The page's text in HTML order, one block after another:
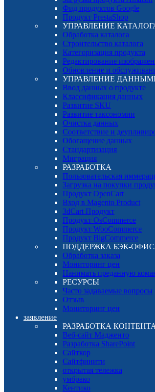
Фид продуктов Google
Продукт PrestaShop
УПРАВЛЕНИЕ
Обработка каталога
Строительство каталога
Категоризация продукта
Редактирование
Обновление и
УПРАВЛЕНИЕ
Ввод данных о продукте
Классификация данных
Развитие SKU
Развитие таксономии
Очистка данных
Соответствие и
Обогащение данных
Стандартизация
Миграция
РАЗРАБОТКА
Пользовательская
Загрузка на покупки
Продукт OpenCart
Вход в Magento Product
3dCart Продукт
Продукт OsCommerce
Продукт WooCommerce
Продукт BigCommerce
ПОДДЕРЖКА БЭК-
Обработка заказа
Мониторинг цен
Нанимать преданную
РЕСУРСЫ
Часто задаваемые вопросы
Отзыв
Мониторинг цен
заявление
РАЗРАБОТКА КОНТЕНТА
Веб-сайт Мадженто
Разработка SharePoint
Сайткор
Сайтфинити
открытая тележка
умбрако
Кентико